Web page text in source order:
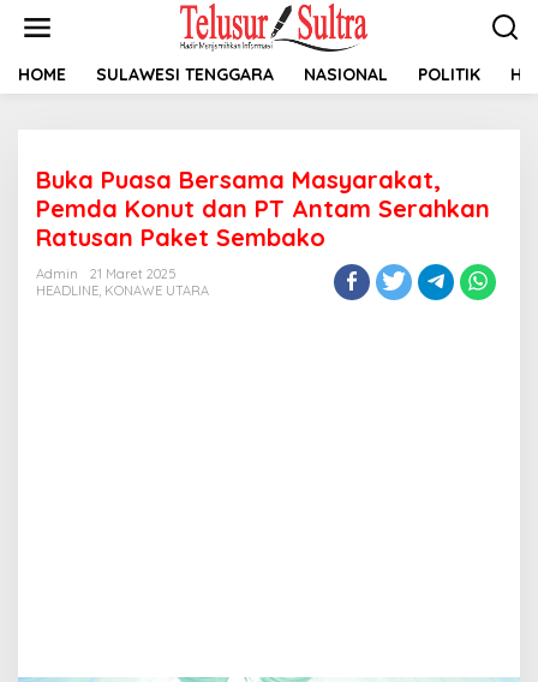
t
HOME SULAWESI TENGGARA NASIONAL POLITIK
Buka Puasa Bersama Masyarakat,
Pemda Konut dan PT Antam Serahkan
Ratusan Paket Sembako
Admin
21 Maret 2025
HEADLINE, KONAWE UTARA